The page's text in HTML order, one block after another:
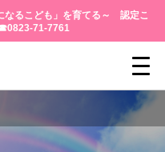
なるこども」を育てる～ 認定こ
71-7761